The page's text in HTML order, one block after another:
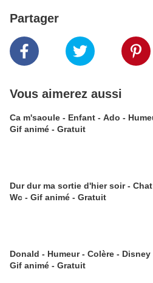
Partager
Vous aimerez aussi
Ca m'saoule - Enfant - Ado -
Gif animé - Gratuit
Dur dur ma sortie d'hier soir -
Wc - Gif animé - Gratuit
Donald - Humeur - Colère - Disney
Gif animé - Gratuit